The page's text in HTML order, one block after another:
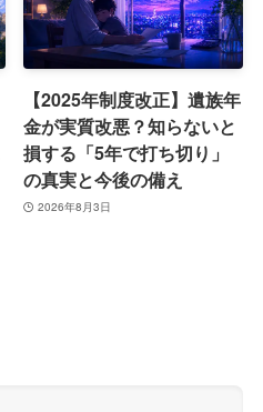
【2025年制度改正】遺族年
金が実質改悪？知らないと
損する「5年で打ち切り」
の真実と今後の備え
2026年8月3日